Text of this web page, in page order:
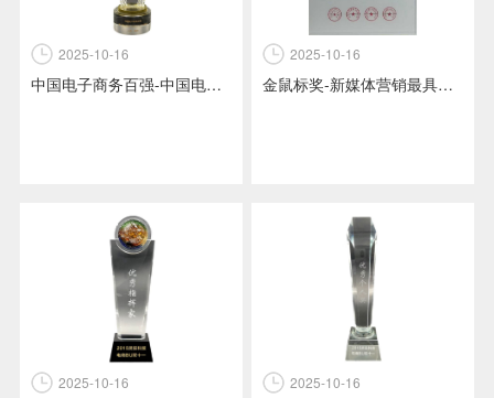
2025-10-16
中国电子商务百强-中国电子商务协会颁发
2025-10-16
金鼠标奖-新媒体营销最具影响力品牌-民生银行微信银行项目
2025-10-16 2025-10-16